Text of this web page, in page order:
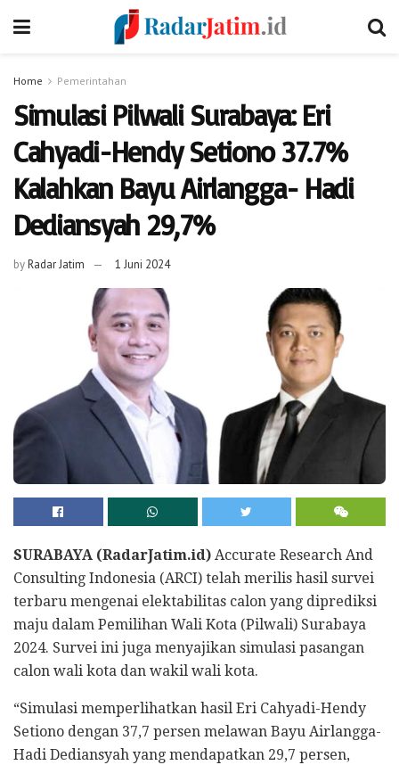
Home Pemerintahan
Simulasi Pilwali Surabaya: Eri
Cahyadi-Hendy Setiono 37.7%
Kalahkan Bayu Airlangga- Hadi
Dediansyah 29,7%
byRadar Jatim 1 Juni 2024
SURABAYA (RadarJatim.id) Accurate Research And
Consulting Indonesia (ARCI) telah merilis hasil survei
terbaru mengenai elektabilitas calon yang diprediksi
maju dalam Pemilihan Wali Kota (Pilwali) Surabaya
2024. Survei ini juga menyajikan simulasi pasangan
calon wali kota dan wakil wali kota.
“Simulasi memperlihatkan hasil Eri Cahyadi-Hendy
Setiono dengan 37,7 persen melawan Bayu Airlangga-
Hadi Dediansyah yang mendapatkan 29,7 persen,